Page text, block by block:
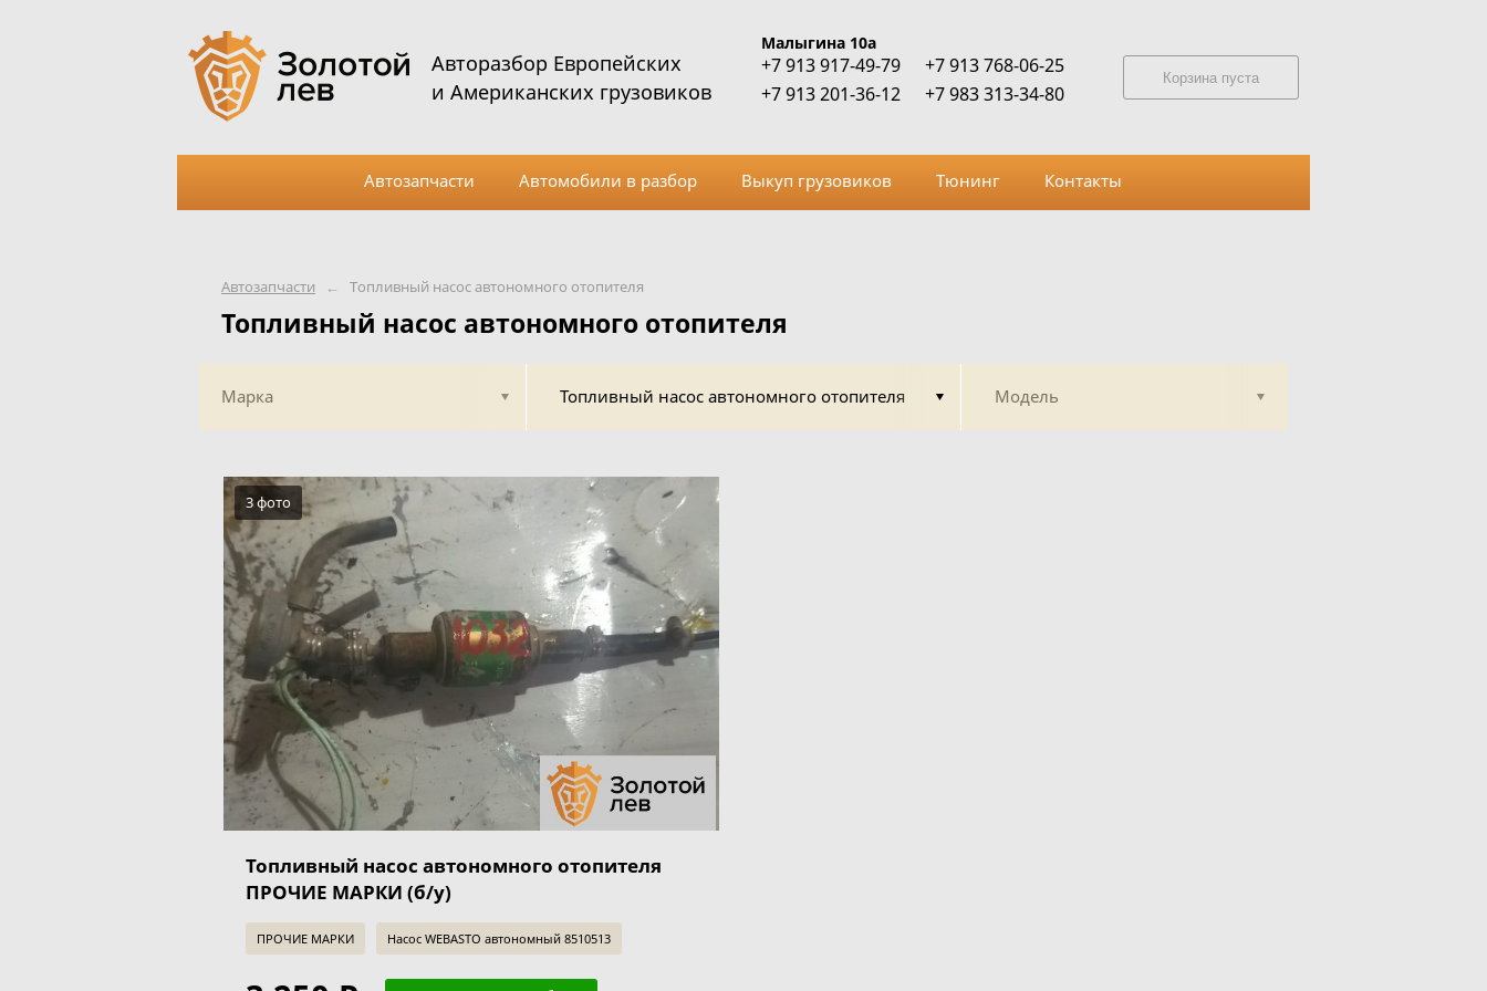
Автозапчасти ← Топливный насос автономного отопителя
Топливный насос автономного отопителя
Марка Топливный насос автономного отопителя Модель
3 фото
Топливный насос автономного отопителя
ПРОЧИЕ МАРКИ (б/у)
ПРОЧИЕ МАРКИ Насос WEBASTO автономный 8510513
Авторазбор Европейских
и Американских грузовиков
Малыгина 10а
+7 913 917-49-79
+7 913 201-36-12
+7 913 768-06-25
+7 983 313-34-80
Корзина пуста
Автозапчасти Автомобили в разбор Выкуп грузовиков Тюнинг Контакты